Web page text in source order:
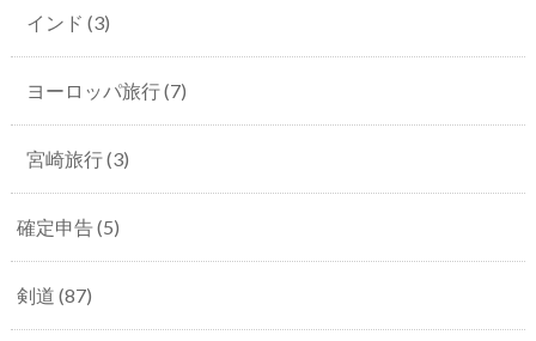
インド (3)
ヨーロッパ旅行(7)
宮崎旅行(3)
確定申告(5)
剣道 (87)